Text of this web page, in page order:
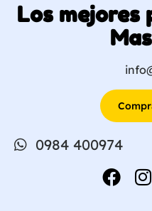
Los mejores
0984 400974